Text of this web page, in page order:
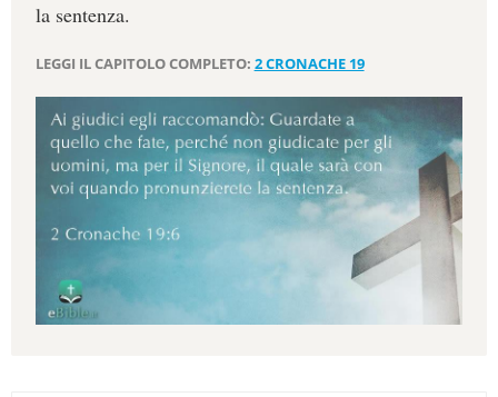
la sentenza.
LEGGI IL CAPITOLO COMPLETO: 2 CRONACHE 19